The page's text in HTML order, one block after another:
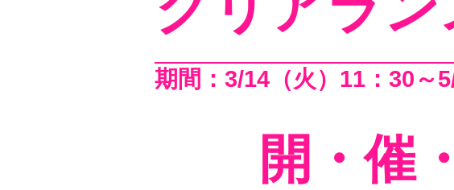
期間：3/14（火）11：30～
開・催・